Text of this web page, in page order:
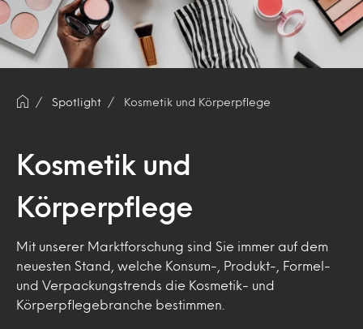
Spotlight Kosmetik und Körperpflege
Kosmetik und
Körperpflege
Mit unserer Marktforschung sind Sie immer auf dem
neuesten Stand, welche Konsum-, Produkt-, Formel-
und Verpackungstrends die Kosmetik- und
Körperpflegebranche bestimmen.